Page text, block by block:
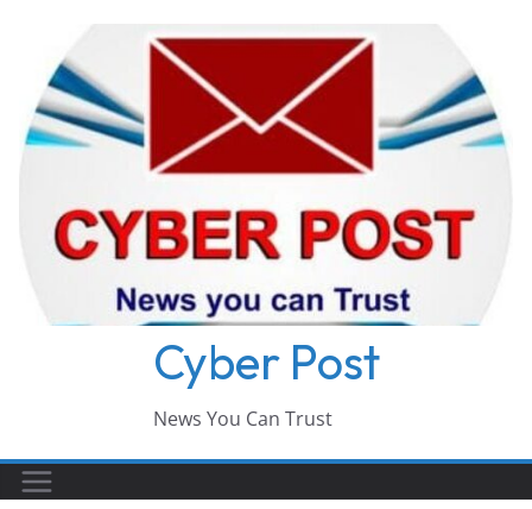
content
Cyber Post
News You Can Trust